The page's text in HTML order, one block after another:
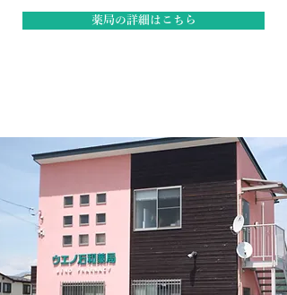
薬局の詳細はこちら